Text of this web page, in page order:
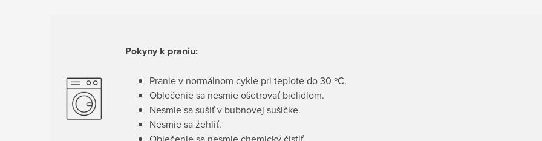
Pokyny k praniu:
Pranie v normálnom cykle pri teplote do 30 ºC.
Oblečenie sa nesmie ošetrovať bielidlom.
Nesmie sa sušiť v bubnovej sušičke.
Nesmie sa žehliť.